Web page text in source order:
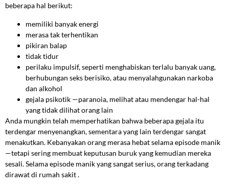
beberapa hal berikut:
memiliki banyak energi
merasa tak terhentikan
pikiran balap
tidak tidur
perilaku impulsif, seperti menghabiskan terlalu banyak uang,
berhubungan seks berisiko, atau menyalahgunakan narkoba
dan alkohol
gejala psikotik —paranoia, melihat atau mendengar hal-hal
yang tidak dilihat orang lain
Anda mungkin telah memperhatikan bahwa beberapa gejala itu
terdengar menyenangkan, sementara yang lain terdengar sangat
menakutkan. Kebanyakan orang merasa hebat selama episode manik
—tetapi sering membuat keputusan buruk yang kemudian mereka
sesali. Selama episode manik yang sangat serius, orang terkadang
dirawat di rumah sakit .